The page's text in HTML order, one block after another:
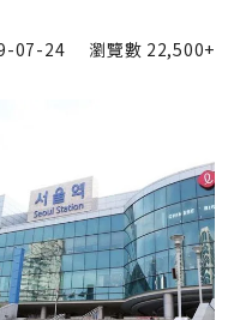
07-24 瀏覽數 22,500+